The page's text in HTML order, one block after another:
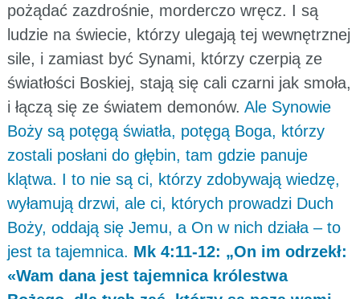
pożądać zazdrośnie, morderczo wręcz. I są
ludzie na świecie, którzy ulegają tej wewnętrznej
sile, i zamiast być Synami, którzy czerpią ze
światłości Boskiej, stają się cali czarni jak smoła,
i łączą się ze światem demonów. Ale Synowie
Boży są potęgą światła, potęgą Boga, którzy
zostali posłani do głębin, tam gdzie panuje
klątwa. I to nie są ci, którzy zdobywają wiedzę,
wyłamują drzwi, ale ci, których prowadzi Duch
Boży, oddają się Jemu, a On w nich działa – to
jest ta tajemnica. Mk 4:11-12: „On im odrzekł:
«Wam dana jest tajemnica królestwa